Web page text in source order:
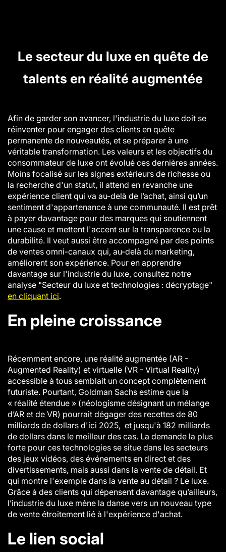
Le secteur du luxe en quête de
talents en réalité augmentée
Afin de garder son avancer, l'industrie du luxe doit se
réinventer pour engager des clients en quête
permanente de nouveautés, et se préparer à une
véritable transformation. Les valeurs et les objectifs du
consommateur de luxe ont évolué ces dernières années.
Moins focalisé sur les signes extérieurs de richesse ou
la recherche d'un statut, il attend en revanche une
expérience client qui va au-delà de l’achat, ainsi qu’un
sentiment d'appartenance à une communauté. Il est prêt
à payer davantage pour des marques qui soutiennent
une cause et mettent l'accent sur la transparence ou la
durabilité. Il veut aussi être accompagné par des points
de ventes omni-canaux qui, au-delà du marketing,
améliorent son expérience. Pour en apprendre
davantage sur l'industrie du luxe, consultez notre
analyse "Secteur du luxe et technologies : décryptage"
en cliquant ici.
En pleine croissance
Récemment encore, une réalité augmentée (AR -
Augmented Reality) et virtuelle (VR - Virtual Reality)
accessible à tous semblait un concept complètement
futuriste. Pourtant, Goldman Sachs estime que la
« réalité étendue » (néologisme désignant un mélange
d’AR et de VR) pourrait dégager des recettes de 80
milliards de dollars d'ici 2025, et jusqu'à 182 milliards
de dollars dans le meilleur des cas. La demande la plus
forte pour ces technologies se situe dans les secteurs
des jeux vidéos, des événements en direct et des
divertissements, mais aussi dans la vente de détail. Et
qui montre l'exemple dans la vente au détail ? Le luxe.
Grâce à des clients qui dépensent davantage qu’ailleurs,
l’industrie du luxe mène la danse vers un nouveau type
de vente étroitement lié à l'expérience d'achat.
Le lien social